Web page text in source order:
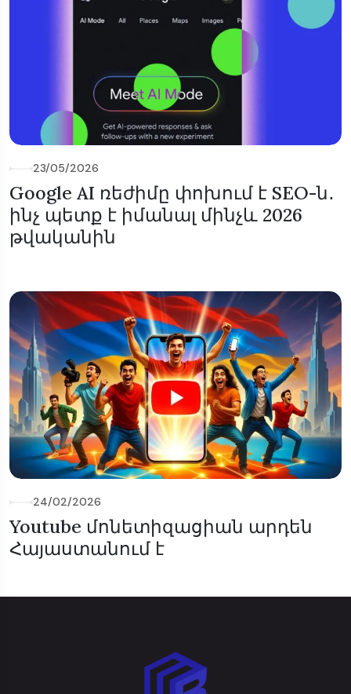
23/05/2026
Google AI ռեժիմը փոխում է SEO-ն․
ինչ պետք է իմանալ մինչև 2026
թվականին
24/02/2026
Youtube մոնետիզացիան արդեն
Հայաստանում է